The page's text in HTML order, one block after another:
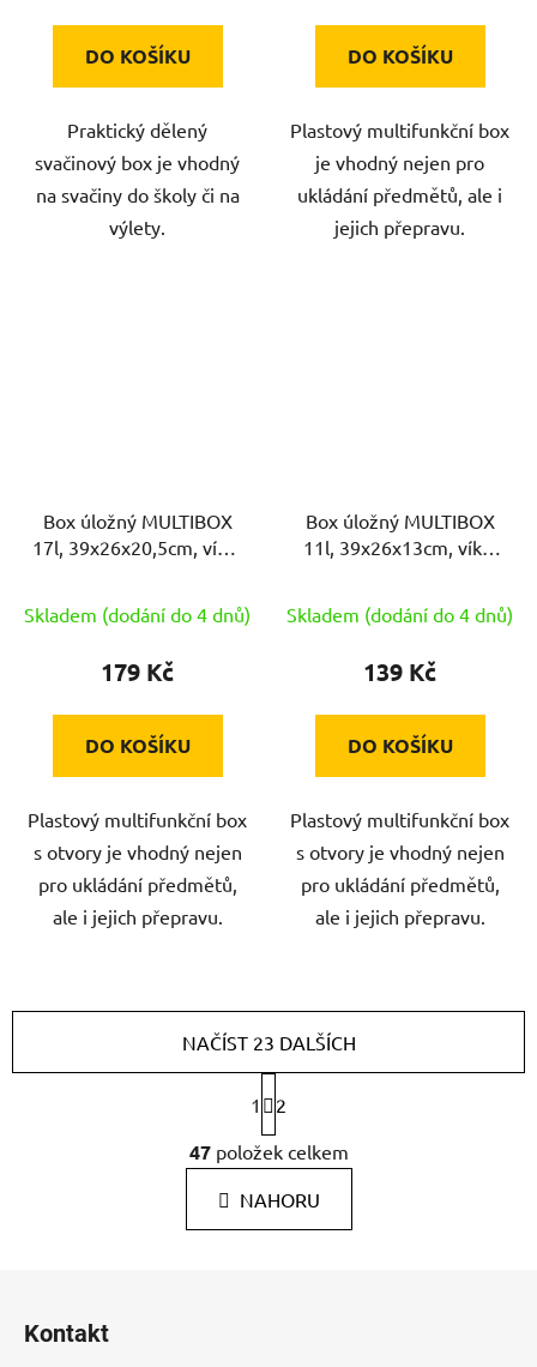
DO KOŠÍKU
Praktický dělený
svačinový box je vhodný
na svačiny do školy či na
výlety.
DO KOŠÍKU
Plastový multifunkční box
je vhodný nejen pro
ukládání předmětů, ale i
jejich přepravu.
Box úložný MULTIBOX
17l, 39x26x20,5cm, víko,
Skladem (dodání do 4 dnů)
179 Kč
DO KOŠÍKU
Plastový multifunkční box
s otvory je vhodný nejen
pro ukládání předmětů,
ale i jejich přepravu.
Box úložný MULTIBOX
11l, 39x26x13cm, víko,
Skladem (dodání do 4 dnů)
139 Kč
DO KOŠÍKU
Plastový multifunkční box
s otvory je vhodný nejen
pro ukládání předmětů,
ale i jejich přepravu.
O
v
á
d
NAČÍST 23 DALŠÍCH
t
r
á
n
k
1 2
47položek celkem
NAHORU
Kontakt